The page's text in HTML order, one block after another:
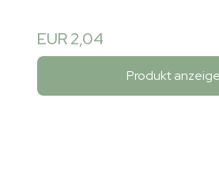
EUR 2,04
Produkt